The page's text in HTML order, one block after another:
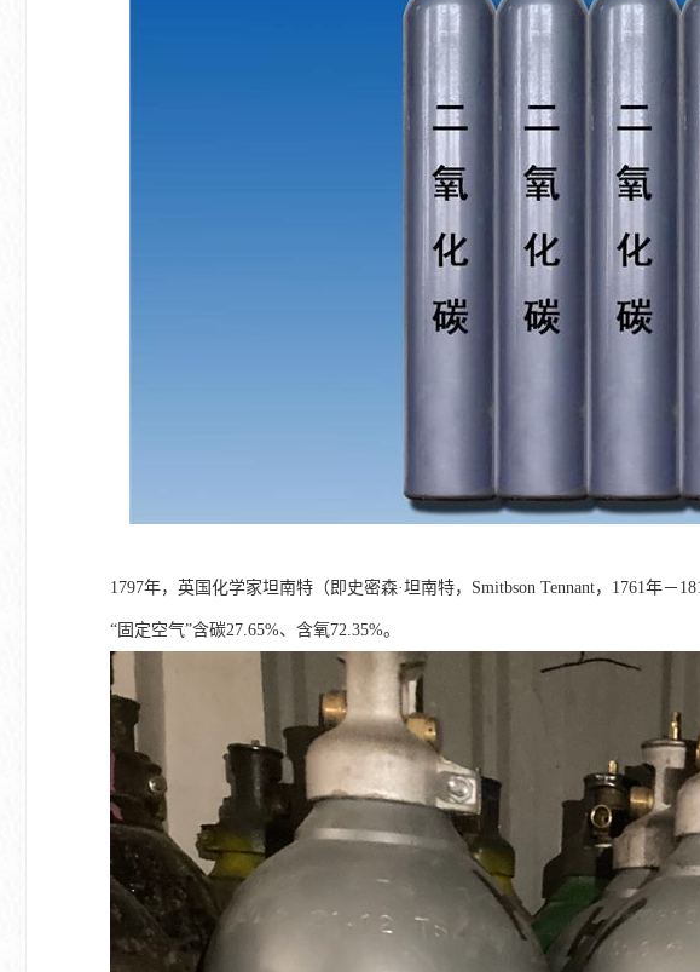
1797年，英国化学家坦南特（即史密森·坦南特，Smitbson Tennant，1761年
“固定空气”含碳27.65%、含氧72.35%。